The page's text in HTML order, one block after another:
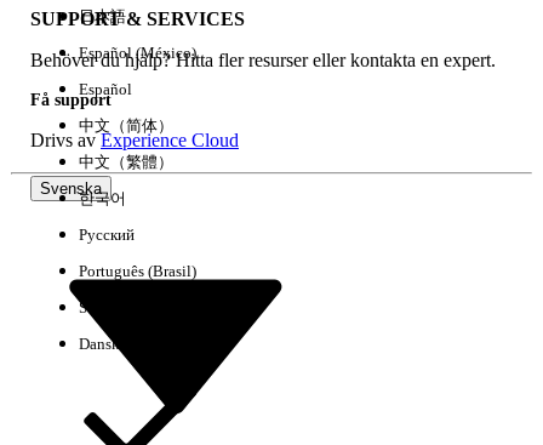
Rensa alla Klart
SUPPORT & SERVICES
Behöver du hjälp? Hitta fler resurser eller kontakta en expert.
Få support
Drivs avExperience Cloud
Svenska
日本語
Español (México)
Español
中文（简体）
中文（繁體）
한국어
Русский
Português (Brasil)
Suomi
Dansk